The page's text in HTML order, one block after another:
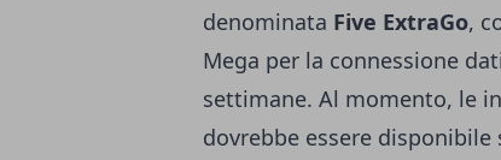
denominata Five ExtraGo,
Mega per la connessione
settimane. Al momento, le
dovrebbe essere